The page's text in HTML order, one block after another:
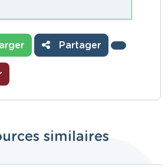
Partager
similaires